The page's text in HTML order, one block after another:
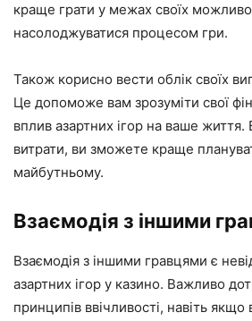
краще грати у межах своїх
насолоджуватися процесом гри.
Також корисно вести облік своїх
Це допоможе вам зрозуміти свої
вплив азартних ігор на ваше життя.
витрати, ви зможете краще
майбутньому.
Взаємодія з іншими
Взаємодія з іншими гравцями є
азартних ігор у казино. Важливо
принципів ввічливості, навіть якщо